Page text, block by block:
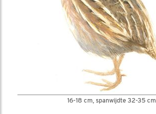
16-18 cm, spanwijdte 32-35 cm